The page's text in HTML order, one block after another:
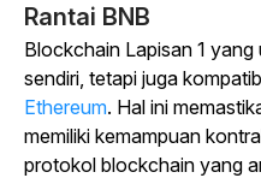
Rantai BNB
Blockchain Lapisan 1 yang
sendiri, tetapi juga
Ethereum. Hal ini
memiliki kemampuan
protokol blockchain yang